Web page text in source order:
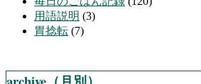
用語説明 (3)
胃捻転 (7)